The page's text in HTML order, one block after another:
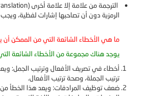
الترجمة من علامة إلا علامة أخرى (
الرمزية دون أن تصاحبها إشارات لفظية،
ما هي الأخطاء الشائعة التي من الممكن أن
يوجد هناك مجموعة من الأخطاء الشائعة
أخطاء في تصريف الأفعال وترتيب الجمل:
ترتيب الجملة، وصحة ترتيب الأفعال.
ضعف توظيف المرادفات: ويعد هذا الخطأ من